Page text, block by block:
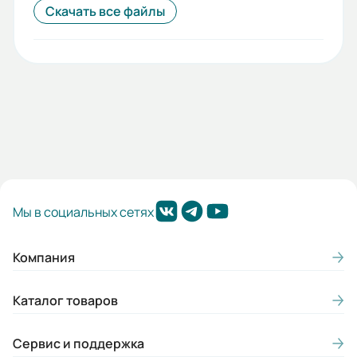
Скачать все файлы
Мы в социальных сетях
Компания
Каталог товаров
Сервис и поддержка